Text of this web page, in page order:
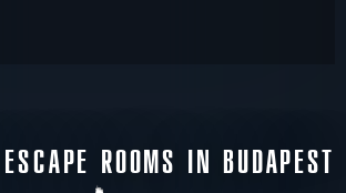
ROOMS IN BUDAPEST